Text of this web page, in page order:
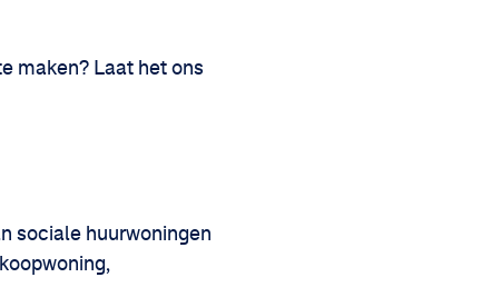
maken? Laat het ons
sociale huurwoningen